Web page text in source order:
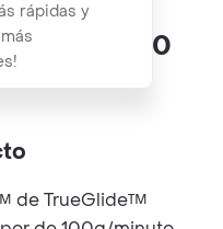
rápidas y
Irbd200
de TrueGlide™